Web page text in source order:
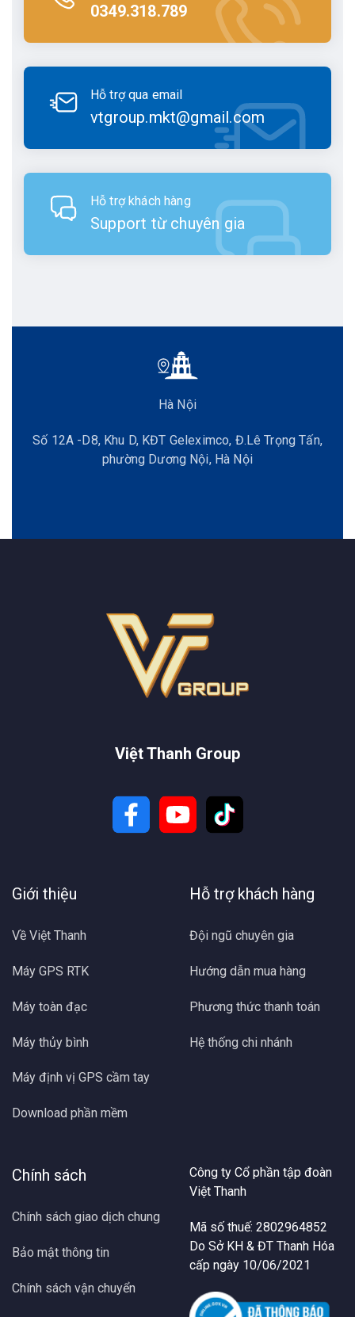
0349.318.789
Hỗ trợ qua email
vtgroup.mkt@gmail.com
Hỗ trợ khách hàng
Support từ chuyên gia
Hà Nội
Số 12A -D8, Khu D, KĐT Geleximco, Đ.Lê Trọng Tấn,
phường Dương Nội, Hà Nội
Việt Thanh Group
Giới thiệu
Về Việt Thanh
Máy GPS RTK
Máy toàn đạc
Máy thủy bình
Máy định vị GPS cầm tay
Download phần mềm
Hỗ trợ khách hàng
Đội ngũ chuyên gia
Hướng dẫn mua hàng
Phương thức thanh toán
Hệ thống chi nhánh
Chính sách
Chính sách giao dịch chung
Bảo mật thông tin
Chính sách vận chuyển
Công ty Cổ phần tập đoàn
Việt Thanh
Mã số thuế: 2802964852
Do Sở KH & ĐT Thanh Hóa
cấp ngày 10/06/2021